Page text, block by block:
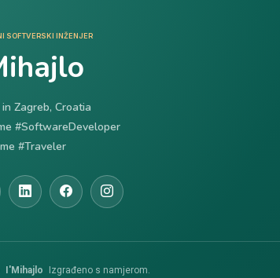
SOFTVERSKI INŽENJER
Zagreb, Croatia
#SoftwareDeveloper
#Traveler
I'Mihajlo Izgrađeno s namjerom.